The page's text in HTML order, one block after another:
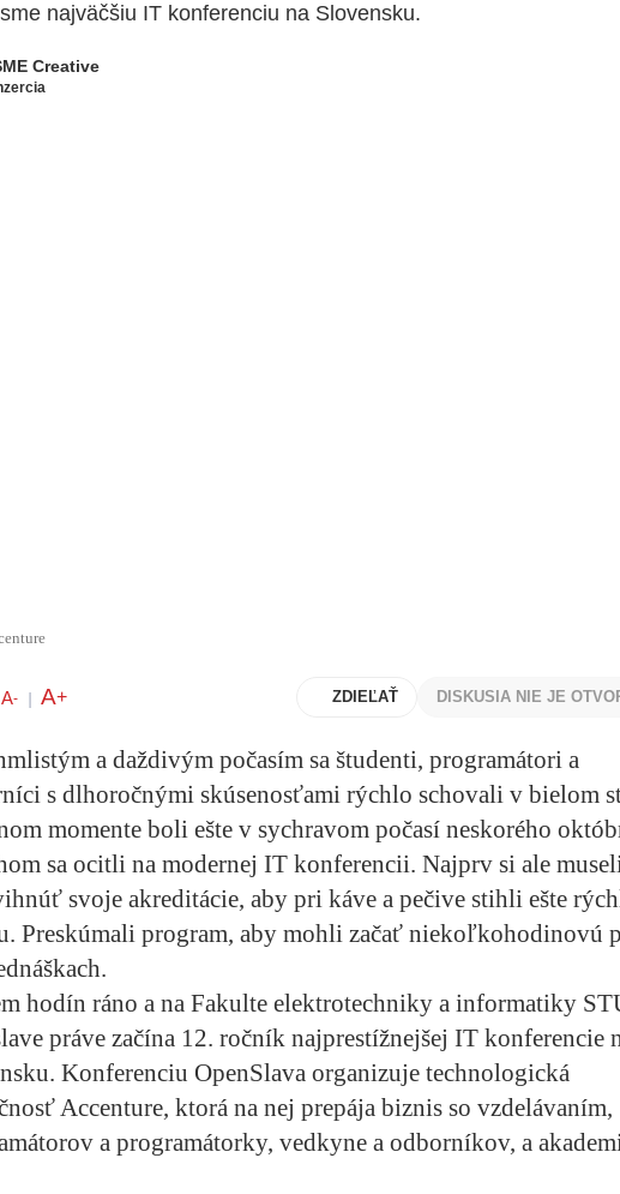
najväčšiu IT konferenciu na Slovensku.
Creative
A- A+ ZDIEĽAŤ DISKUSIA NIE JE
a daždivým počasím sa študenti, programátori a
s dlhoročnými skúsenosťami rýchlo schovali v bielom
momente boli ešte v sychravom počasí neskorého
sa ocitli na modernej IT konferencii. Najprv si ale
svoje akreditácie, aby pri káve a pečive stihli ešte
Preskúmali program, aby mohli začať niekoľkohodinovú
hodín ráno a na Fakulte elektrotechniky a informatiky
práve začína 12. ročník najprestížnejšej IT konferencie
Konferenciu OpenSlava organizuje technologická
Accenture, ktorá na nej prepája biznis so vzdelávaním,
a programátorky, vedkyne a odborníkov, a